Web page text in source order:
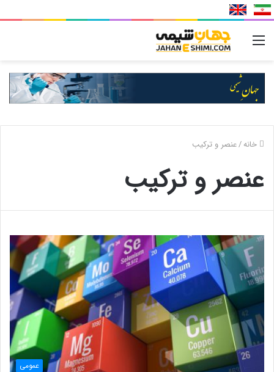
خانه/عنصر و ترکیب
عنصر و ترکیب
عمومی